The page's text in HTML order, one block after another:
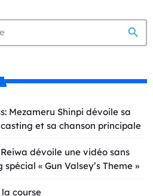
search
Mezameru Shinpi dévoile sa
et sa chanson principale
dévoile une vidéo sans
« Gun Valsey’s Theme »
course